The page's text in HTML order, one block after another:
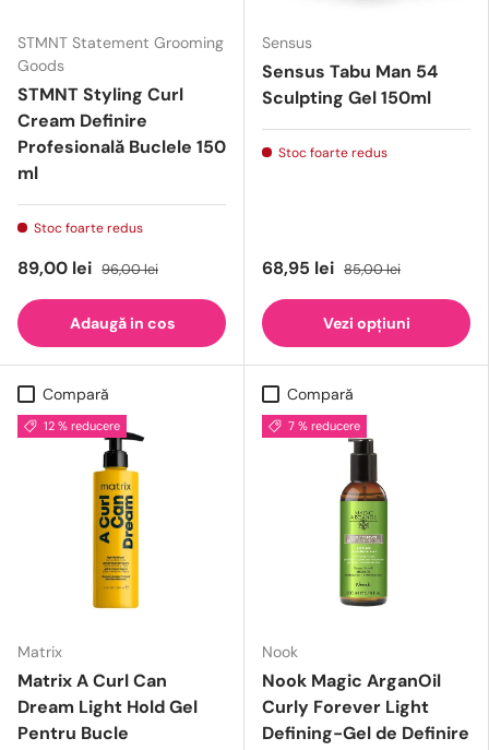
STMNT Statement Grooming
Goods
STMNT Styling Curl
Cream Definire
Profesională Buclele 150
ml
Stoc foarte redus
89,00 lei 96,00 lei
Adaugă in cos
Sensus
Sensus Tabu Man 54
Sculpting Gel 150ml
Stoc foarte redus
68,95 lei 85,00 lei
Vezi opțiuni
Compară
12 % reducere
Matrix
Matrix A Curl Can
Dream Light Hold Gel
Pentru Bucle
Compară
7 % reducere
Nook
Nook Magic ArganOil
Curly Forever Light
Defining-Gel de Definire